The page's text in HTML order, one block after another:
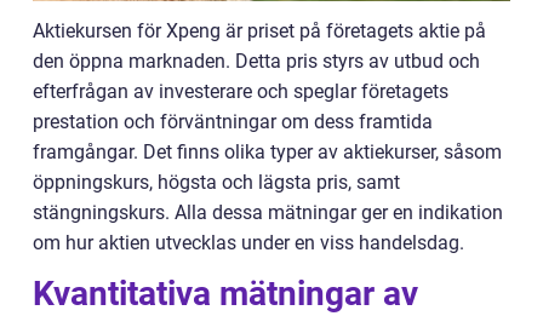
Aktiekursen för Xpeng är priset på företagets aktie på
den öppna marknaden. Detta pris styrs av utbud och
efterfrågan av investerare och speglar företagets
prestation och förväntningar om dess framtida
framgångar. Det finns olika typer av aktiekurser, såsom
öppningskurs, högsta och lägsta pris, samt
stängningskurs. Alla dessa mätningar ger en indikation
om hur aktien utvecklas under en viss handelsdag.
Kvantitativa mätningar av